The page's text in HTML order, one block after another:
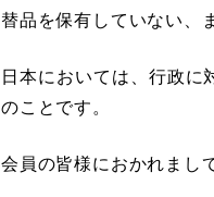
替品を保有していない、
日本においては、行政に
のことです。
会員の皆様におかれまし